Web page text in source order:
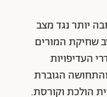
יותר נגד מצב
שחיקת המורים
העדיפויות
הגוברת
הולכת וקורסת.